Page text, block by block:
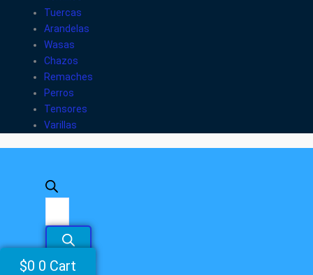
Tuercas
Arandelas
Wasas
Chazos
Remaches
Perros
Tensores
Varillas
$0 0 Cart